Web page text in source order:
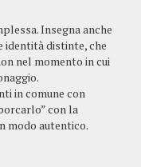
Insegna anche
identità distinte, che
nel momento in cui
in comune con
con la
modo autentico.